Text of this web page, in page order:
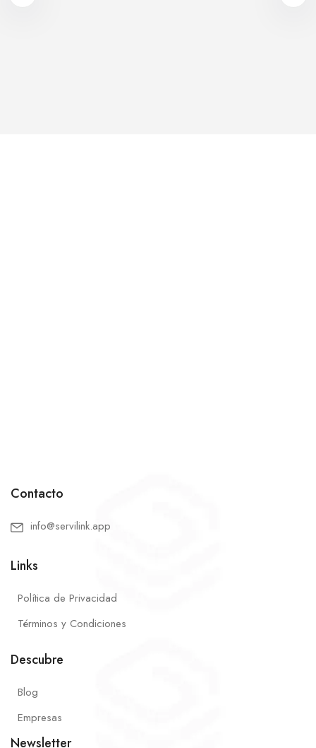
Contacto
info@servilink.app
Links
Política de Privacidad
Términos y Condiciones
Descubre
Blog
Empresas
Newsletter